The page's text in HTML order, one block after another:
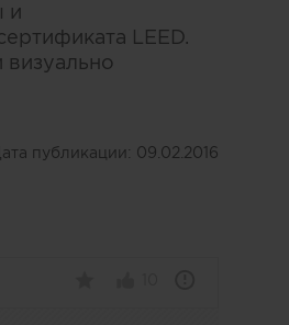
и
LEED.
публикации: 09.02.2016